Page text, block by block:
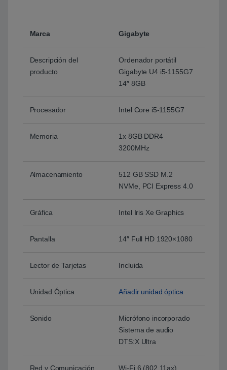
Marca Gigabyte
Descripción del
producto
Ordenador portátil
Gigabyte U4 i5-1155G7
14″ 8GB
Procesador Intel Core i5-1155G7
Memoria
1x 8GB DDR4
3200MHz
Almacenamiento
512 GB SSD M.2
NVMe, PCI Express 4.0
Gráfica Intel Iris Xe Graphics
Pantalla 14″ Full HD 1920×1080
Lector de Tarjetas Incluida
Unidad Óptica Añadir unidad óptica
Sonido
Micrófono incorporado
Sistema de audio
DTS:X Ultra
Red y Comunicación Wi-Fi 6 (802.11ax)